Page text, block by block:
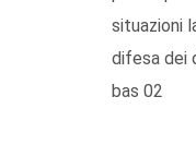
situazioni
difesa dei
bas 02